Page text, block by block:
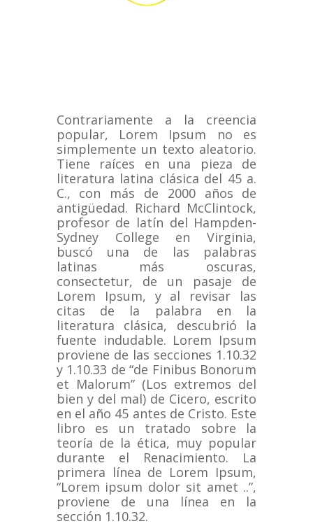
Contrariamente a la creencia
popular, Lorem Ipsum no es
simplemente un texto aleatorio.
Tiene raíces en una pieza de
literatura latina clásica del 45 a.
C., con más de 2000 años de
antigüedad. Richard McClintock,
profesor de latín del Hampden-
Sydney College en Virginia,
buscó una de las palabras
latinas más oscuras,
consectetur, de un pasaje de
Lorem Ipsum, y al revisar las
citas de la palabra en la
literatura clásica, descubrió la
fuente indudable. Lorem Ipsum
proviene de las secciones 1.10.32
y 1.10.33 de “de Finibus Bonorum
et Malorum” (Los extremos del
bien y del mal) de Cicero, escrito
en el año 45 antes de Cristo. Este
libro es un tratado sobre la
teoría de la ética, muy popular
durante el Renacimiento.
La
primera línea de Lorem Ipsum,
“Lorem ipsum dolor sit amet ..”,
proviene de una línea en la
sección 1.10.32.